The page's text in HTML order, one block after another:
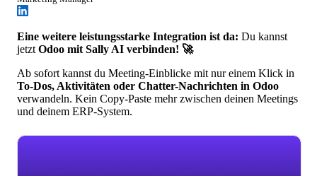
Eine weitere leistungsstarke Integration ist da: Du kannst
jetzt Odoo mit Sally AI verbinden! 🚀
Ab sofort kannst du Meeting-Einblicke mit nur einem Klick in
To-Dos, Aktivitäten oder Chatter-Nachrichten in Odoo
verwandeln. Kein Copy-Paste mehr zwischen deinen Meetings
und deinem ERP-System.